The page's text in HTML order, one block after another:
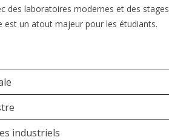
des laboratoires modernes et des stages
est un atout majeur pour les étudiants.
industriels